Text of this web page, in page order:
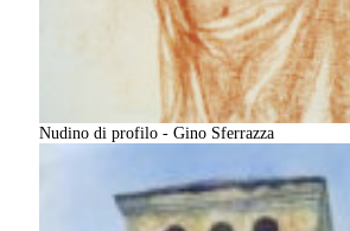
Nudino di profilo - Gino Sferrazza